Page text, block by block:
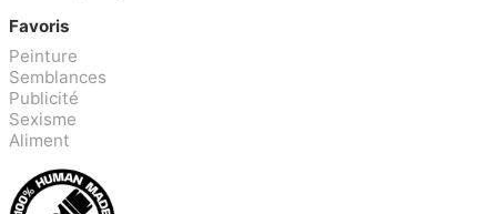
Favoris
Peinture
Semblances
Publicité
Sexisme
Aliment